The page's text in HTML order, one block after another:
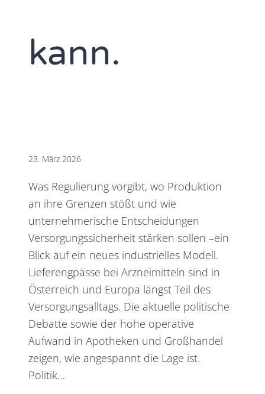
kann.
23. März 2026
Was Regulierung vorgibt, wo Produktion
an ihre Grenzen stößt und wie
unternehmerische Entscheidungen
Versorgungssicherheit stärken sollen –ein
Blick auf ein neues industrielles Modell.
Lieferengpässe bei Arzneimitteln sind in
Österreich und Europa längst Teil des
Versorgungsalltags. Die aktuelle politische
Debatte sowie der hohe operative
Aufwand in Apotheken und Großhandel
zeigen, wie angespannt die Lage ist.
Politik…